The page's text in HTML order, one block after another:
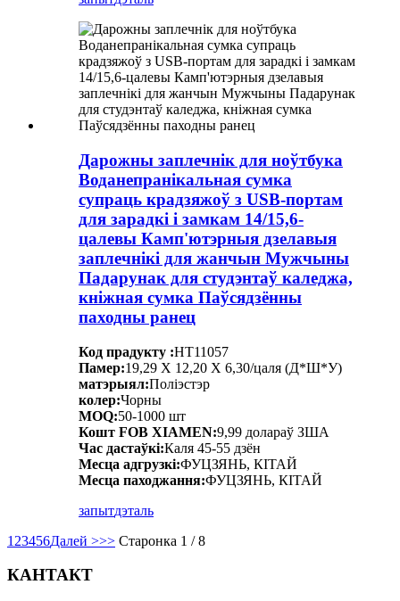
Дарожны заплечнік для ноўтбука
Воданепранікальная сумка
супраць крадзяжоў з USB-портам
для зарадкі і замкам 14/15,6-
цалевы Камп'ютэрныя дзелавыя
заплечнікі для жанчын Мужчыны
Падарунак для студэнтаў каледжа,
кніжная сумка Паўсядзённы
паходны ранец
Код прадукту :HT11057
Памер:19,29 X 12,20 X 6,30/цаля (Д*Ш*У)
матэрыял:Поліэстэр
колер:Чорны
MOQ:50-1000 шт
Кошт FOB XIAMEN:9,99 долараў ЗША
Час дастаўкі:Каля 45-55 дзён
Месца адгрузкі:ФУЦЗЯНЬ, КІТАЙ
Месца паходжання:ФУЦЗЯНЬ, КІТАЙ
запытдэталь
1 23456Далей >>> Старонка 1 / 8
КАНТАКТ